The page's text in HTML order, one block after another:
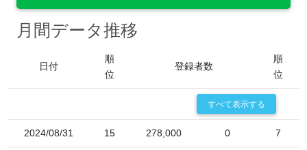
月間データ推移
日付
順
位
登録者数
順
位
すべて表示する
2024/08/31 15 278,000 0 7